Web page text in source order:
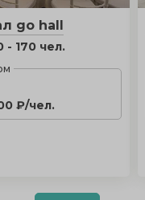
go hall
- 170 чел.
₽/чел.